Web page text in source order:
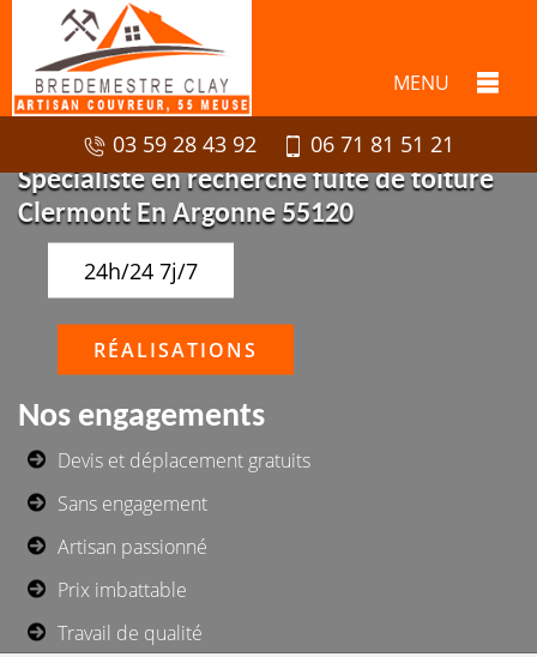
MENU
03 59 28 43 92
06 71 81 51 21
Spécialiste en recherche fuite de toiture
Clermont En Argonne 55120
24h/24 7j/7
RÉALISATIONS
Nos engagements
Devis et déplacement gratuits
Sans engagement
Artisan passionné
Prix imbattable
Travail de qualité